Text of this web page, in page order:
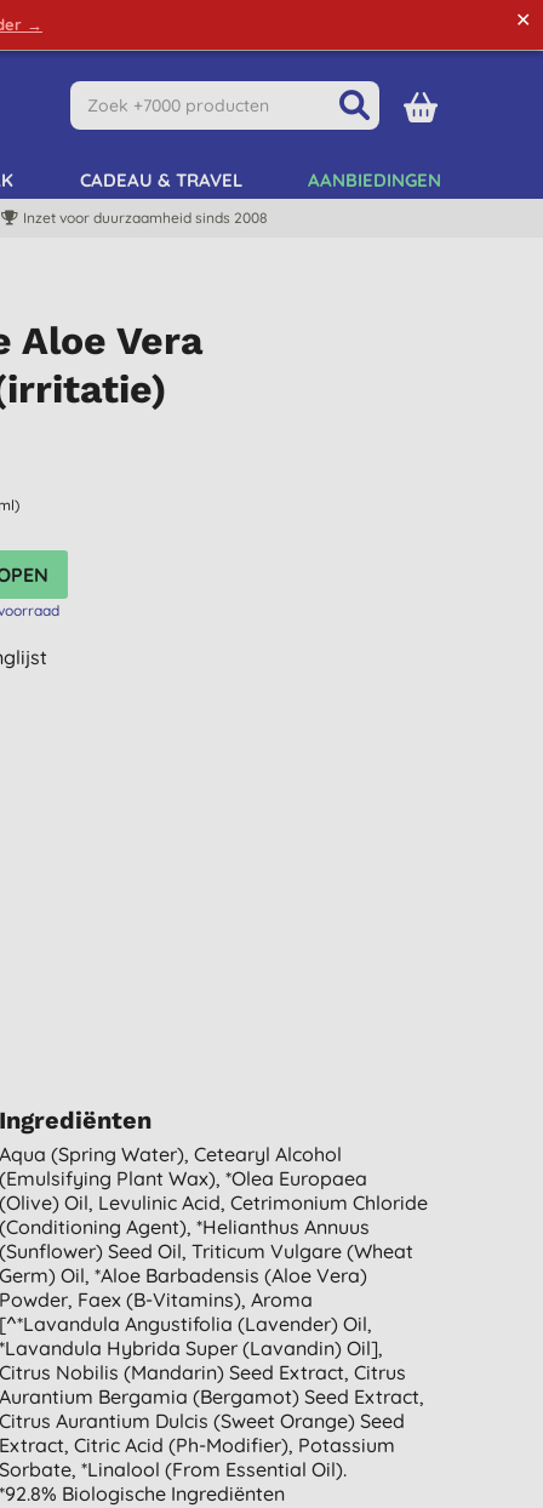
→ ✕
CADEAU & TRAVEL AANBIEDINGEN
Inzet voor duurzaamheid sinds 2008
Aloe Vera
Ingrediënten
Aqua (spring Water), Cetearyl Alcohol
(emulsifying Plant Wax), *olea Europaea
(olive) Oil, Levulinic Acid, Cetrimonium Chloride
(conditioning Agent), *helianthus Annuus
(sunflower) Seed Oil, Triticum Vulgare (wheat
Germ) Oil, *aloe Barbadensis (aloe Vera)
Powder, Faex (b-Vitamins), Aroma
[^*lavandula Angustifolia (lavender) Oil,
*lavandula Hybrida Super (lavandin) Oil],
Citrus Nobilis (mandarin) Seed Extract, Citrus
Aurantium Bergamia (bergamot) Seed Extract,
Citrus Aurantium Dulcis (sweet Orange) Seed
Extract, Citric Acid (ph-Modifier), Potassium
Sorbate, *linalool (from Essential Oil).
*92.8% Biologische Ingrediënten